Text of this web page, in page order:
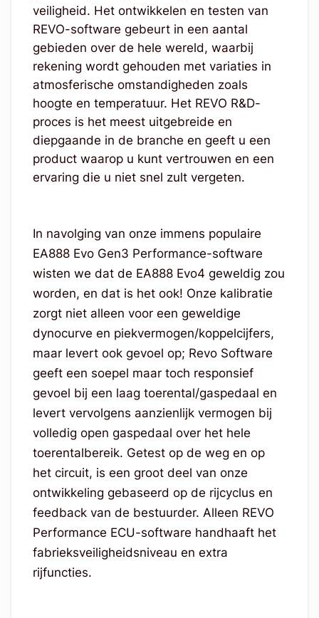
veiligheid. Het ontwikkelen en testen van
REVO-software gebeurt in een aantal
gebieden over de hele wereld, waarbij
rekening wordt gehouden met variaties in
atmosferische omstandigheden zoals
hoogte en temperatuur. Het REVO R&D-
proces is het meest uitgebreide en
diepgaande in de branche en geeft u een
product waarop u kunt vertrouwen en een
ervaring die u niet snel zult vergeten.
In navolging van onze immens populaire
EA888 Evo Gen3 Performance-software
wisten we dat de EA888 Evo4 geweldig zou
worden, en dat is het ook! Onze kalibratie
zorgt niet alleen voor een geweldige
dynocurve en piekvermogen/koppelcijfers,
maar levert ook gevoel op; Revo Software
geeft een soepel maar toch responsief
gevoel bij een laag toerental/gaspedaal en
levert vervolgens aanzienlijk vermogen bij
volledig open gaspedaal over het hele
toerentalbereik. Getest op de weg en op
het circuit, is een groot deel van onze
ontwikkeling gebaseerd op de rijcyclus en
feedback van de bestuurder. Alleen REVO
Performance ECU-software handhaaft het
fabrieksveiligheidsniveau en extra
rijfuncties.